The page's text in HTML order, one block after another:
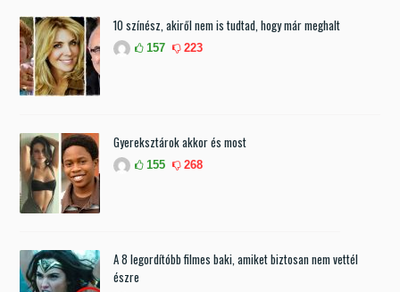
10 színész, akiről nem is tudtad, hogy már meghalt
157 223
Gyereksztárok akkor és most
155 268
A 8 legordítóbb filmes baki, amiket biztosan nem vettél
észre